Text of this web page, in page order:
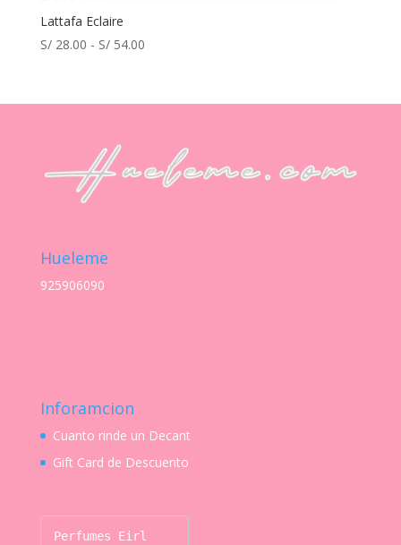
Lattafa Eclaire
S/28.00 - S/54.00Rango
desde
S/ 54.00
Hueleme
925906090
Inforamcion
Cuanto rinde un Decant
Gift Card de Descuento
Perfumes Eirl